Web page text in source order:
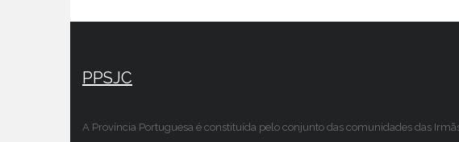
PPSJC
A Província Portuguesa é constituída pelo conjunto das comunidades das